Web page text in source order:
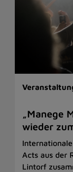
„Manege
wieder
Acts aus der
Lintorf